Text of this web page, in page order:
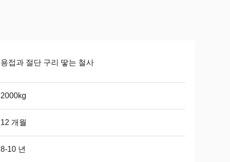
용접과 절단 구리 땋는 철사
2000kg
12 개월
8-10 년